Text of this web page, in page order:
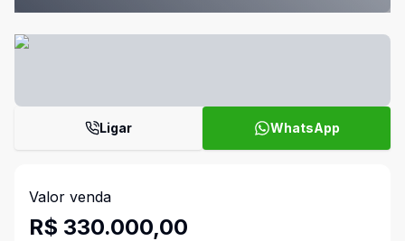
Ligar WhatsApp
Valor venda
R$ 330.000,00